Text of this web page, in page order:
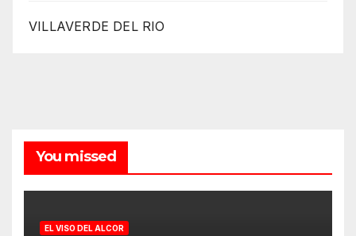
VILLAVERDE DEL RIO
You missed
EL VISO DEL ALCOR